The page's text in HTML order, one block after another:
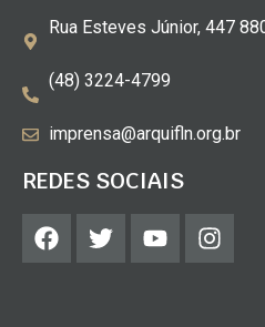
Rua Esteves Júnior, 447
(48) 3224-4799
imprensa@arquifln.org.br
REDES SOCIAIS